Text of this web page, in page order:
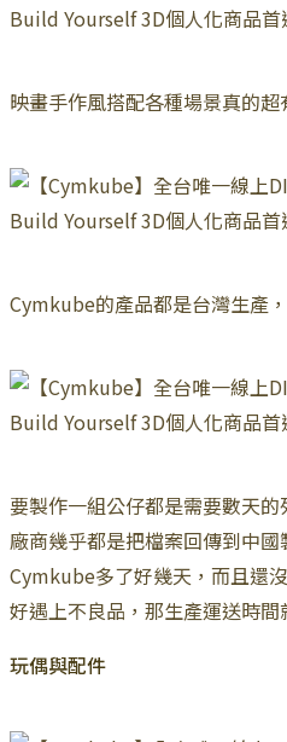
映畫手作風搭配各種場景真的超
Cymkube的產品都是台灣生產
要製作一組公仔都是需要數天
廠商幾乎都是把檔案回傳到中
Cymkube多了好幾天，而且還
好遇上不良品，那生產運送時
玩偶與配件